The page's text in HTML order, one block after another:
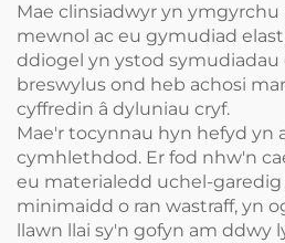
Mae clinsiadwyr yn
mewnol ac eu gymudiad
ddiogel yn ystod
breswylus ond heb achosi
cyffredin â dyluniau cryf.
Mae'r tocynnau hyn hefyd yn
cymhlethdod. Er fod nhw'n
eu materialedd uchel-
minimaidd o ran wastraff, yn
llawn llai sy'n gofyn am ddwy